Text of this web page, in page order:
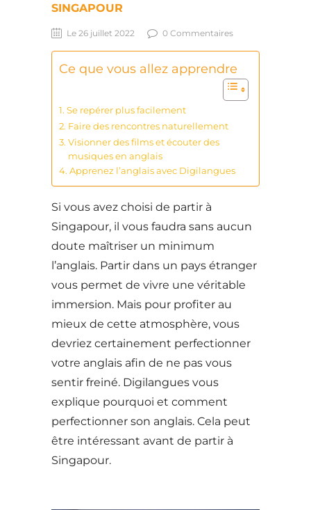
SINGAPOUR
Le 26 juillet 2022 0 Commentaires
Ce que vous allez apprendre
Se repérer plus facilement
Faire des rencontres naturellement
Visionner des films et écouter des
musiques en anglais
Apprenez l’anglais avec Digilangues
Si vous avez choisi de partir à
Singapour, il vous faudra sans aucun
doute maîtriser un minimum
l’anglais. Partir dans un pays étranger
vous permet de vivre une véritable
immersion. Mais pour profiter au
mieux de cette atmosphère, vous
devriez certainement perfectionner
votre anglais afin de ne pas vous
sentir freiné. Digilangues vous
explique pourquoi et comment
perfectionner son anglais. Cela peut
être intéressant avant de partir à
Singapour.